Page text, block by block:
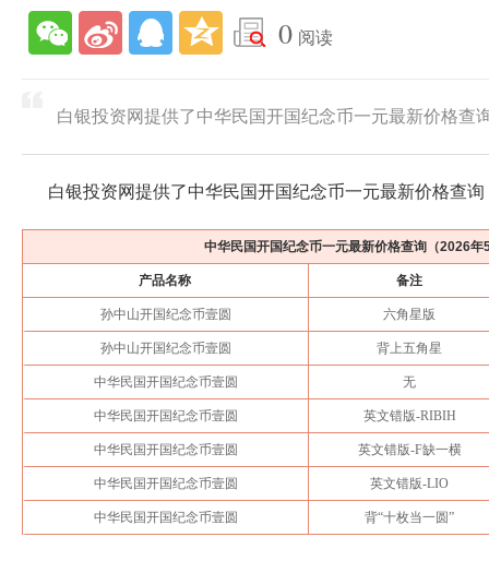
0 阅读
白银投资网提供了中华民国开国纪念币一元最新价格查
白银投资网提供了中华民国开国纪念币一元最新价格查询
中华民国开国纪念币一元最新价格查询（2026年
产品名称 备注
孙中山开国纪念币壹圆 六角星版
孙中山开国纪念币壹圆 背上五角星
中华民国开国纪念币壹圆 无
中华民国开国纪念币壹圆 英文错版-RIBIH
中华民国开国纪念币壹圆 英文错版-F缺一横
中华民国开国纪念币壹圆 英文错版-LIO
中华民国开国纪念币壹圆 背“十枚当一圆”